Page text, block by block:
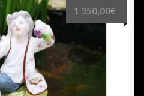
1 350,00€